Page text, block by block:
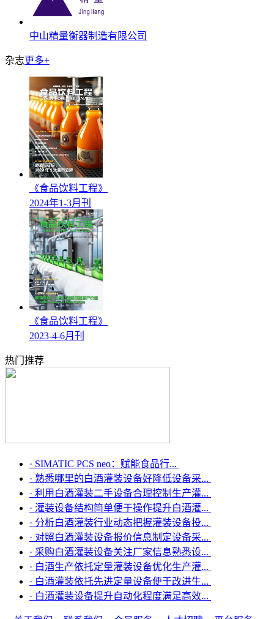
中山精量衡器制造有限公司
杂志更多+
《食品饮料工程》
2024年1-3月刊
《食品饮料工程》
2023-4-6月刊
热门推荐
· SIMATIC PCS neo：赋能食品行...
· 熟悉哪里的白酒灌装设备好降低设备采...
· 利用白酒灌装二手设备合理控制生产灌...
· 灌装设备结构简单便于操作提升白酒灌...
· 分析白酒灌装行业动态把握灌装设备投...
· 对照白酒灌装设备报价信息制定设备采...
· 采购白酒灌装设备关注厂家信息熟悉设...
· 白酒生产依托定量灌装设备优化生产灌...
· 白酒灌装依托先进定量设备便于改进生...
· 白酒灌装设备提升自动化程度满足高效...